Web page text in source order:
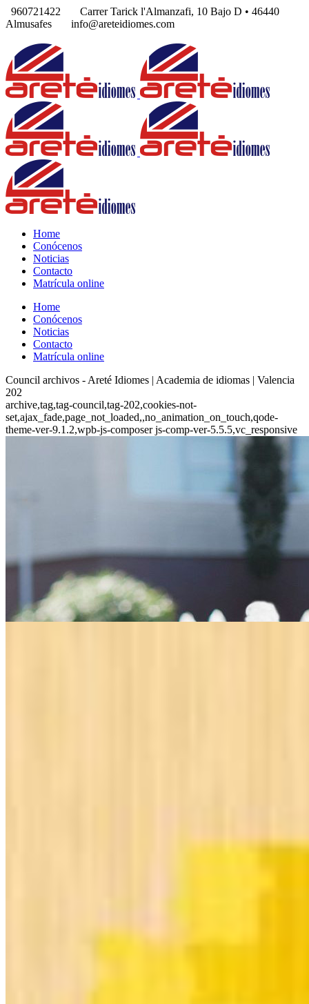
960721422
Carrer Tarick l'Almanzafi, 10 Bajo D • 46440
Almusafes
info@areteidiomes.com
Home
Conócenos
Noticias
Contacto
Matrícula online
Home
Conócenos
Noticias
Contacto
Matrícula online
Council archivos - Areté Idiomes | Academia de idiomas | Valencia
202
archive,tag,tag-council,tag-202,cookies-not-
set,ajax_fade,page_not_loaded,,no_animation_on_touch,qode-
theme-ver-9.1.2,wpb-js-composer js-comp-ver-5.5.5,vc_responsive